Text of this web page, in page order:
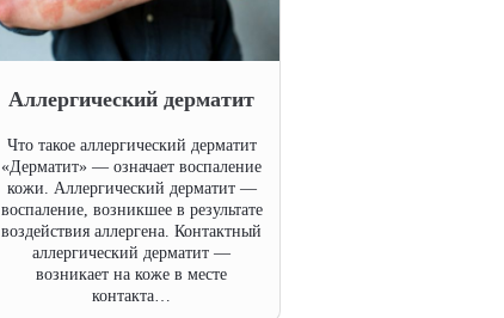
Аллергический дерматит
Что такое аллергический дерматит
«Дерматит» — означает воспаление
кожи. Аллергический дерматит —
воспаление, возникшее в результате
воздействия аллергена. Контактный
аллергический дерматит —
возникает на коже в месте
контакта…